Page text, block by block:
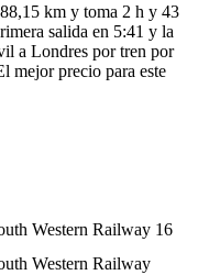
km y toma 2 h y 43
salida en 5:41 y la
a Londres por tren por
mejor precio para este
Western Railway 16
Western Railway